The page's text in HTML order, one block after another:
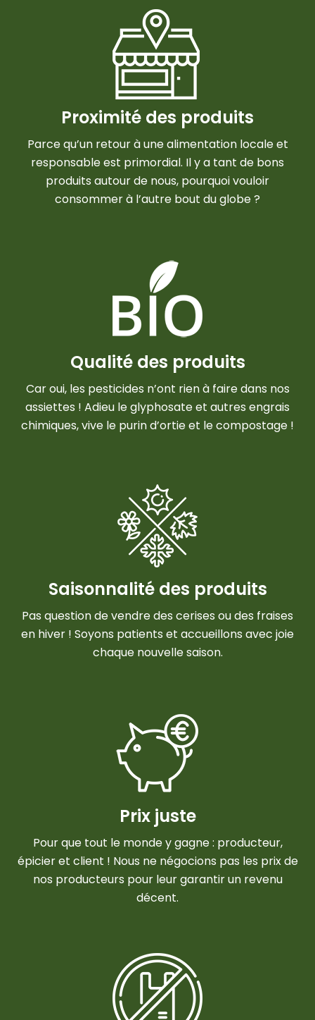
Proximité des produits
Parce qu’un retour à une alimentation locale et
responsable est primordial. Il y a tant de bons
produits autour de nous, pourquoi vouloir
consommer à l’autre bout du globe ?
Qualité des produits
Car oui, les pesticides n’ont rien à faire dans nos
assiettes ! Adieu le glyphosate et autres engrais
chimiques, vive le purin d’ortie et le compostage !
Saisonnalité des produits
Pas question de vendre des cerises ou des fraises
en hiver ! Soyons patients et accueillons avec joie
chaque nouvelle saison.
Prix juste
Pour que tout le monde y gagne : producteur,
épicier et client ! Nous ne négocions pas les prix de
nos producteurs pour leur garantir un revenu
décent.